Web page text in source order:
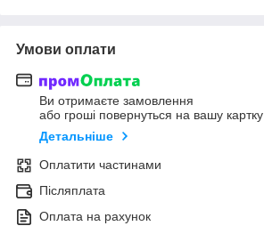
Умови оплати
Ви отримаєте замовлення
або гроші повернуться на вашу картку
Детальніше
Оплатити частинами
Післяплата
Оплата на рахунок